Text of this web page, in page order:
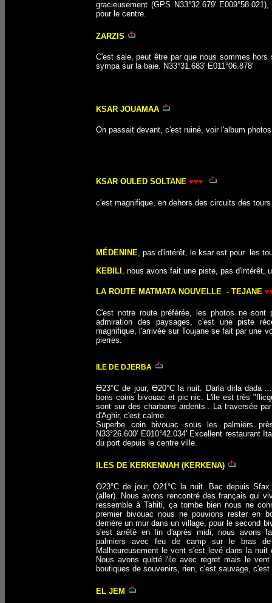
gracieusement (GPS N33°32.679'
pour le centre.
ZARZIS
C'est sale, peut être par que nous sommes
sympa sur la baie. N33°31.683' E011°06.878'
KSAR JOUAMAA
On passait devant, c'est ruiné, voir l'album
KSAR OULED SOLTANE ♥♥♥
c'est magnifique, en dehors des circuits des
MÉDENINE, pas d'intérêt, le ksar est pour les
KEBILI , nous avons fait une piste, pas d'intérêt,
LA ROUTE MATMATA NOUVELLE - TEJANE
C'est notre route préférée, les photos ne sont
admiration des paysages, c'est une piste
magnifique, l'arrivée sur Toujane se fait par une
pierres.
ILE DE DJERBA
Ө23°C de jour, Ө20°C la nuit. Darla dirla dada
bons coins bivouac et pic nic. L'ile est très
sont sur des charbons ardents.. La traversée
d'Aghir, c'est calme.
Superbe coin bivouac sous les palmiers
N33°26.600' E010°42.034' Excellent restaurant
du port depuis le centre ville.
ILES DE KERKENNAH (KERKENA)
Ө23°C de jour, Ө21°C la nuit. Bac depuis
(aller). Nous avons rencontré des français qui
ressemble à Tahiti, ça tombe bien nous ne
premier bivouac nous ne pouvions rester en
derrière un mur dans un village, pour le second
s'est arrêté en fin d'après midi, nous avons
palmiers avec feu de camp sur le bras de
Malheureusement le vent s'est levé dans la
Nous avons quitté l'ile avec regret mais le
boutiques de souvenirs, rien, c'est sauvage, c'est
EL JEM